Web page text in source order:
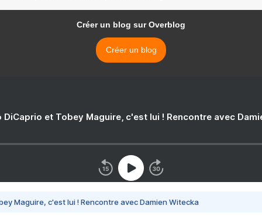
Créer un blog sur Overblog
Créer un blog
DiCaprio et Tobey Maguire, c'est lui ! Rencontre avec
Maguire, c'est lui ! Rencontre avec Damien Witecka